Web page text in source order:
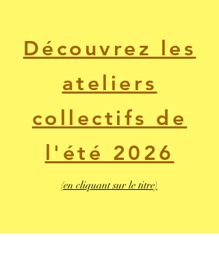
Découvrez les
ateliers
collectifs de
l'été 2026
(en cliquant sur le titre)